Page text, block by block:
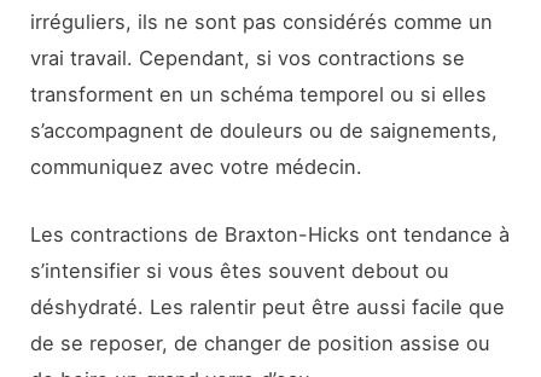
irréguliers, ils ne sont pas considérés comme un
vrai travail. Cependant, si vos contractions se
transforment en un schéma temporel ou si elles
s’accompagnent de douleurs ou de saignements,
communiquez avec votre médecin.
Les contractions de Braxton-Hicks ont tendance à
s’intensifier si vous êtes souvent debout ou
déshydraté. Les ralentir peut être aussi facile que
de se reposer, de changer de position assise ou